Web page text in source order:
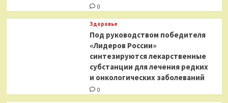
0
Здоровье
Под руководством победителя
«Лидеров России»
синтезируются лекарственные
субстанции для лечения редких
и онкологических заболеваний
0